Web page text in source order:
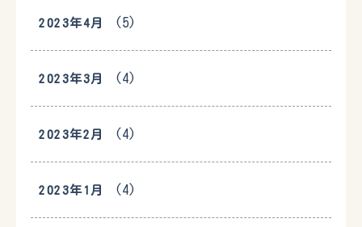
2023年4月 (5)
2023年3月 (4)
2023年2月 (4)
2023年1月 (4)